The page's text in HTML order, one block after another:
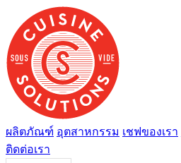
ไป
ที่
เนื้อหา
ผลิตภัณฑ์ อุตสาหกรรม เชฟของเรา
ติดต่อเรา